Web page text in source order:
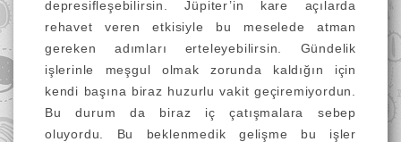
depresifleşebilirsin. Jüpiter’in kare açılarda
rehavet veren etkisiyle bu meselede atman
gereken adımları erteleyebilirsin. Gündelik
işlerinle meşgul olmak zorunda kaldığın için
kendi başına biraz huzurlu vakit geçiremiyordun.
Bu durum da biraz iç çatışmalara sebep
oluyordu. Bu beklenmedik gelişme bu işler